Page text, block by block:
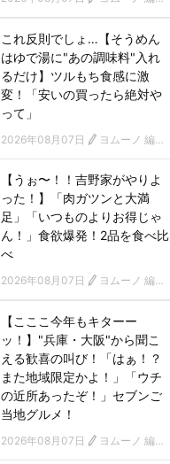
これ反則でしょ…【そうめん
はゆで湯に"あの調味料"入れ
るだけ】ツルもち食感に激
変！「安いの買ったら絶対や
って」
2026年08月07日 ヨムーノ 編集部
【うぉ〜！！吉野家がやりよ
った！】「肉ガツンと大満
足」「いつものよりお得じゃ
ん！」食欲爆発！2品を食べ比
べ
2026年08月07日 ヨムーノ 編集部
【こここ今年もキターー
ッ！】"兵庫・大阪"から聞こ
える歓喜の叫び！「はぁ！？
また地域限定かよ！」「ウチ
の近所あったぞ！」セブンご
当地グルメ！
2026年08月07日 ヨムーノ 編集部